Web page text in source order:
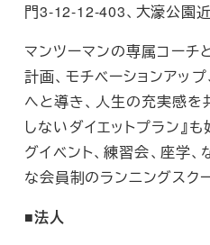
門3-12-12-403、大濠公園近
マンツーマンの専属コーチ
計画、モチベーションアッ
へと導き、人生の充実感を
しないダイエットプラン』
グイベント、練習会、座学
な会員制のランニングスク
■法人